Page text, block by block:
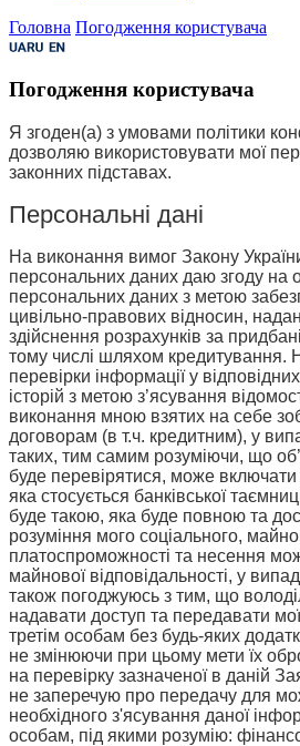
Головна Погодження користувача
Погодження користувача
Я згоден(а) з умовами політики
дозволяю використовувати мої
законних підставах.
Персональні дані
На виконання вимог Закону
персональних даних даю згоду на
персональних даних з метою
цивільно-правових відносин,
здійснення розрахунків за
тому числі шляхом кредитування.
перевірки інформації у
історій з метою з’ясування
виконання мною взятих на себе
договорам (в т.ч. кредитним), у
таких, тим самим розуміючи, що
буде перевірятися, може
яка стосується банківської
буде такою, яка буде повною та
розуміння мого соціального,
платоспроможності та несення
майнової відповідальності, у
також погоджуюсь з тим, що
надавати доступ та передавати
третім особам без будь-яких
не змінюючи при цьому мети їх
на перевірку зазначеної в даній
не заперечую про передачу для
необхідного з'ясування даної
особам, під якими розумію: